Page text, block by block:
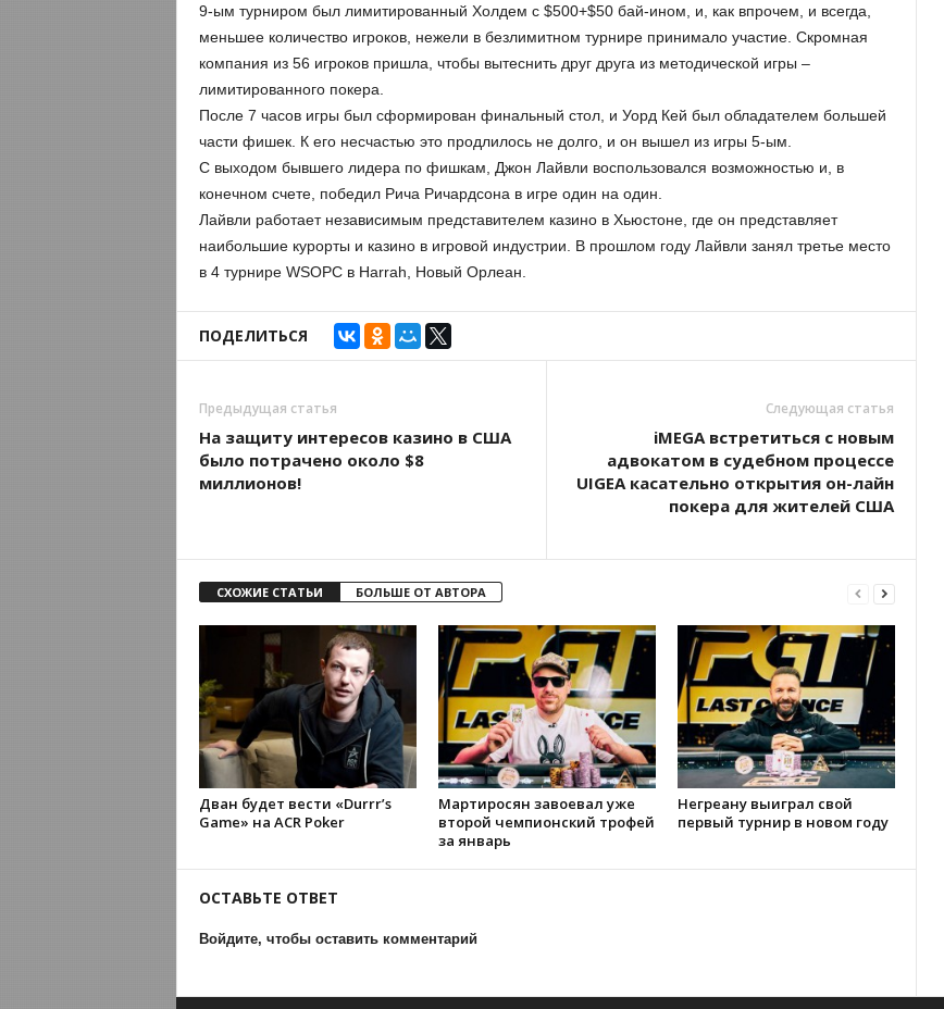
9-ым турниром был лимитированный Холдем с $500+$50 бай-ином, и, как впрочем, и всегда,
меньшее количество игроков, нежели в безлимитном турнире принимало участие. Скромная
компания из 56 игроков пришла, чтобы вытеснить друг друга из методической игры –
лимитированного покера.
После 7 часов игры был сформирован финальный стол, и Уорд Кей был обладателем большей
части фишек. К его несчастью это продлилось не долго, и он вышел из игры 5-ым.
С выходом бывшего лидера по фишкам, Джон Лайвли воспользовался возможностью и, в
конечном счете, победил Рича Ричардсона в игре один на один.
Лайвли работает независимым представителем казино в Хьюстоне, где он представляет
наибольшие курорты и казино в игровой индустрии. В прошлом году Лайвли занял третье место
в 4 турнире WSOPC в Harrah, Новый Орлеан.
ПОДЕЛИТЬСЯ
Предыдущая статья
На защиту интересов казино в США
было потрачено около $8
миллионов!
Следующая статья
iMEGA встретиться с новым
адвокатом в судебном процессе
UIGEA касательно открытия он-лайн
покера для жителей США
СХОЖИЕ СТАТЬИ БОЛЬШЕ ОТ АВТОРА
Дван будет вести «Durrr’s
Game» на ACR Poker
Мартиросян завоевал уже
второй чемпионский трофей
за январь
Негреану выиграл свой
первый турнир в новом году
ОСТАВЬТЕ ОТВЕТ
Войдите, чтобы оставить комментарий